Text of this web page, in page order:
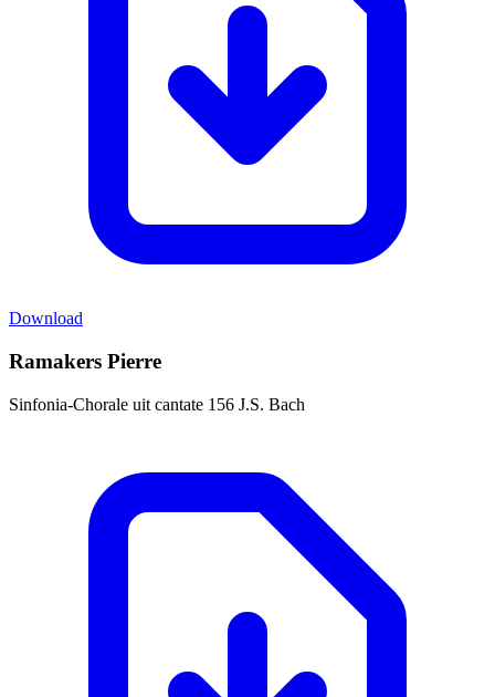
Download
Ramakers Pierre
Sinfonia-Chorale uit cantate 156 J.S. Bach